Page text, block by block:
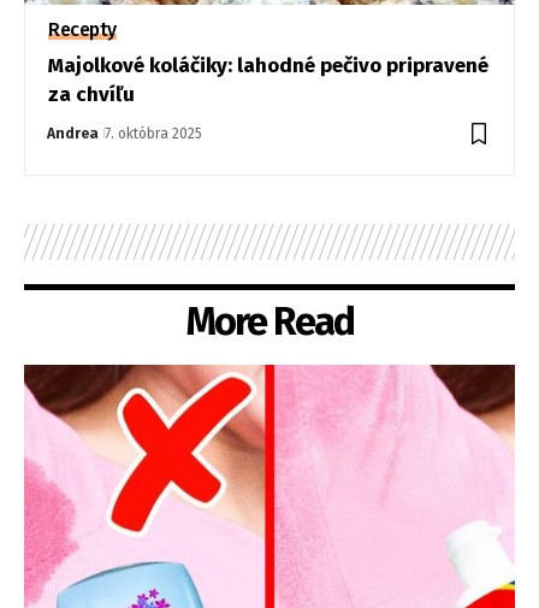
Recepty
Majolkové koláčiky: lahodné pečivo pripravené
za chvíľu
Andrea 7. októbra 2025
More Read